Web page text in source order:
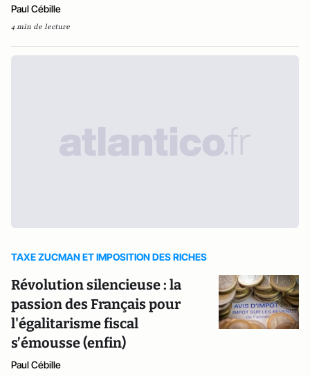
Paul Cébille
4 min de lecture
TAXE ZUCMAN ET IMPOSITION DES RICHES
Révolution silencieuse : la
passion des Français pour
l'égalitarisme fiscal
s’émousse (enfin)
Paul Cébille